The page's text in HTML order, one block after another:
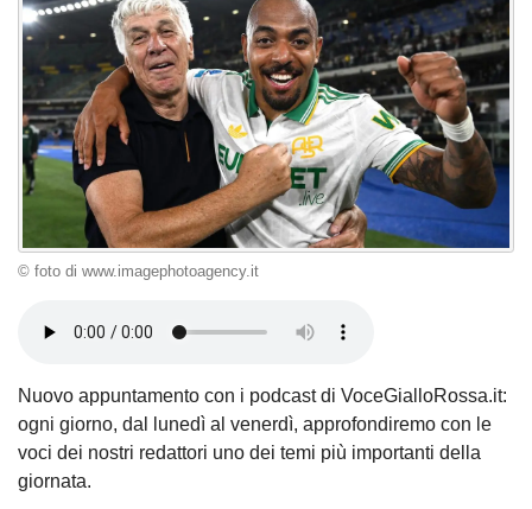
© foto di www.imagephotoagency.it
Nuovo appuntamento con i podcast di VoceGialloRossa.it:
ogni giorno, dal lunedì al venerdì, approfondiremo con le
voci dei nostri redattori uno dei temi più importanti della
giornata.